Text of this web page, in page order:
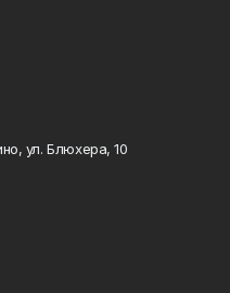
ул. Блюхера, 10